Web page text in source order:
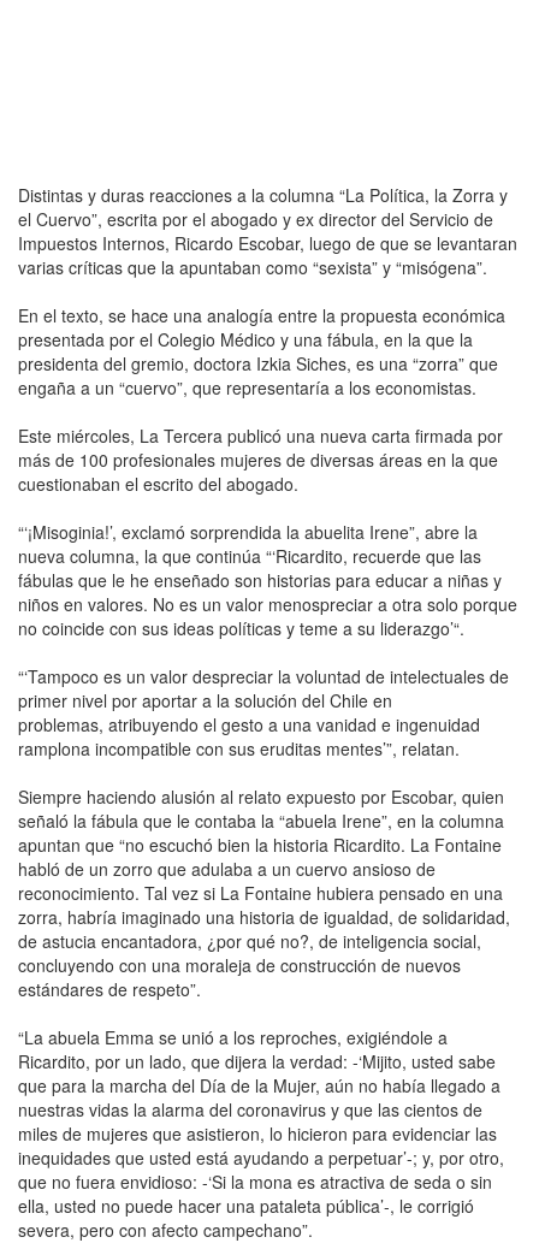
Distintas y duras reacciones a la columna “La Política, la Zorra y
el Cuervo”, escrita por el abogado y ex director del Servicio de
Impuestos Internos, Ricardo Escobar, luego de que se levantaran
varias críticas que la apuntaban como “sexista” y “misógena”.
En el texto, se hace una analogía entre la propuesta económica
presentada por el Colegio Médico y una fábula, en la que la
presidenta del gremio, doctora Izkia Siches, es una “zorra” que
engaña a un “cuervo”, que representaría a los economistas.
Este miércoles, La Tercera publicó una nueva carta firmada por
más de 100 profesionales mujeres de diversas áreas en la que
cuestionaban el escrito del abogado.
“‘¡Misoginia!’, exclamó sorprendida la abuelita Irene”, abre la
nueva columna, la que continúa “‘Ricardito, recuerde que las
fábulas que le he enseñado son historias para educar a niñas y
niños en valores. No es un valor menospreciar a otra solo porque
no coincide con sus ideas políticas y teme a su liderazgo’“.
“‘Tampoco es un valor despreciar la voluntad de intelectuales de
primer nivel por aportar a la solución del Chile en
problemas, atribuyendo el gesto a una vanidad e ingenuidad
ramplona incompatible con sus eruditas mentes’”, relatan.
Siempre haciendo alusión al relato expuesto por Escobar, quien
señaló la fábula que le contaba la “abuela Irene”, en la columna
apuntan que “no escuchó bien la historia Ricardito. La Fontaine
habló de un zorro que adulaba a un cuervo ansioso de
reconocimiento. Tal vez si La Fontaine hubiera pensado en una
zorra, habría imaginado una historia de igualdad, de solidaridad,
de astucia encantadora, ¿por qué no?, de inteligencia social,
concluyendo con una moraleja de construcción de nuevos
estándares de respeto”.
“La abuela Emma se unió a los reproches, exigiéndole a
Ricardito, por un lado, que dijera la verdad: -‘Mijito, usted sabe
que para la marcha del Día de la Mujer, aún no había llegado a
nuestras vidas la alarma del coronavirus y que las cientos de
miles de mujeres que asistieron, lo hicieron para evidenciar las
inequidades que usted está ayudando a perpetuar’-; y, por otro,
que no fuera envidioso: -‘Si la mona es atractiva de seda o sin
ella, usted no puede hacer una pataleta pública’-, le corrigió
severa, pero con afecto campechano”.